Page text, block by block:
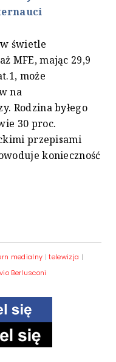
świetle
MFE, mając 29,9
może
na
Rodzina byłego
30 proc.
przepisami
konieczność
medialny |telewizja |
Berlusconi